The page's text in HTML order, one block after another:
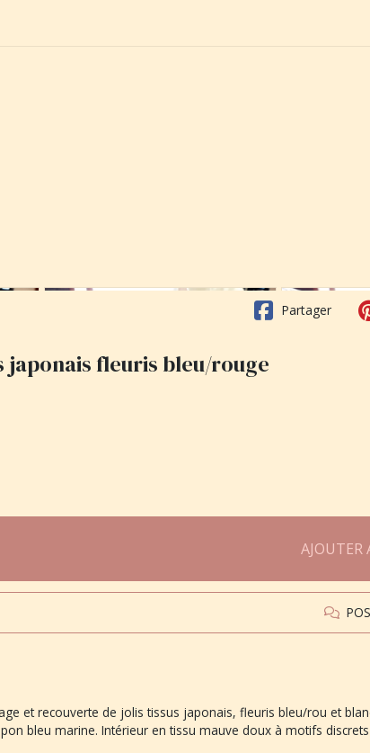
Partager
japonais fleuris bleu/rouge
AJOUTER
et recouverte de jolis tissus japonais, fleuris bleu/rou et
bleu marine. Intérieur en tissu mauve doux à motifs